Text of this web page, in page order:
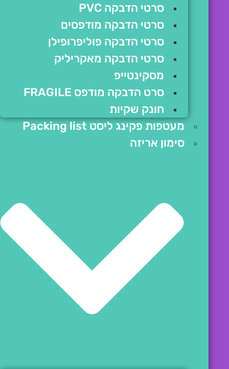
סרטי הדבקה PVC
סרטי הדבקה מודפסים
סרטי הדבקה פוליפרופילן
סרטי הדבקה מאקריליק
מסקינטייפ
סרט הדבקה מודפס FRAGILE
חונק שקיות
מעטפות פקינג ליסט Packing list
סימון אריזה